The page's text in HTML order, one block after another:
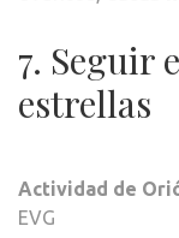
7. Seguir
estrellas
Actividad de
EVG